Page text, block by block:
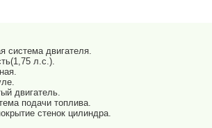
система двигателя.
л.с.).
двигатель.
подачи топлива.
стенок цилиндра.